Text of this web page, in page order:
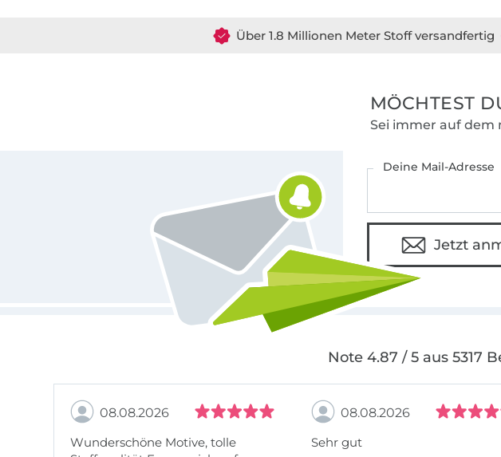
Über 1.8 Millionen Meter Stoff versandfertig
MÖCHTEST
Sei immer auf dem
Deine Mail-Adresse
Jetzt
Note 4.87 / 5 aus 5317
08.08.2026
Wunderschöne Motive, tolle
08.08.2026
Sehr gut